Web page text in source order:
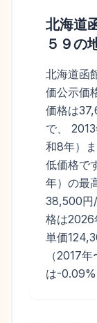
北海道
５９の
北海道函
価公示価
価格は
で、
和8年）
低価格で
年）の最
38,500円
格は
単価
（2017
は-0.09%